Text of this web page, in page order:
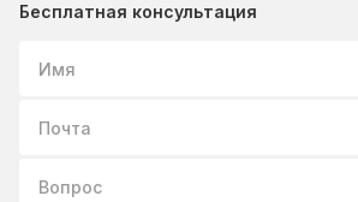
Бесплатная консультация